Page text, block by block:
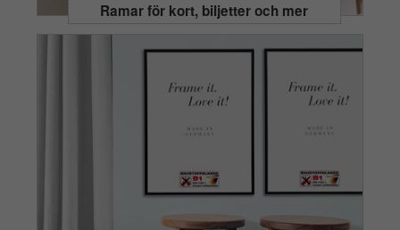
Ramar för kort, biljetter och mer